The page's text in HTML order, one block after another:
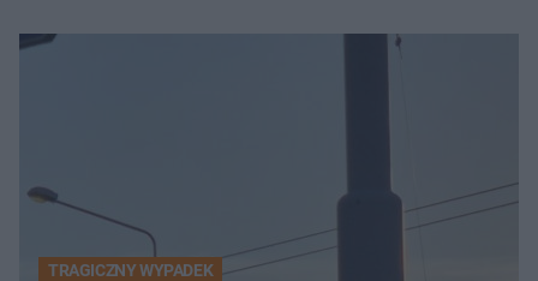
TRAGICZNY WYPADEK